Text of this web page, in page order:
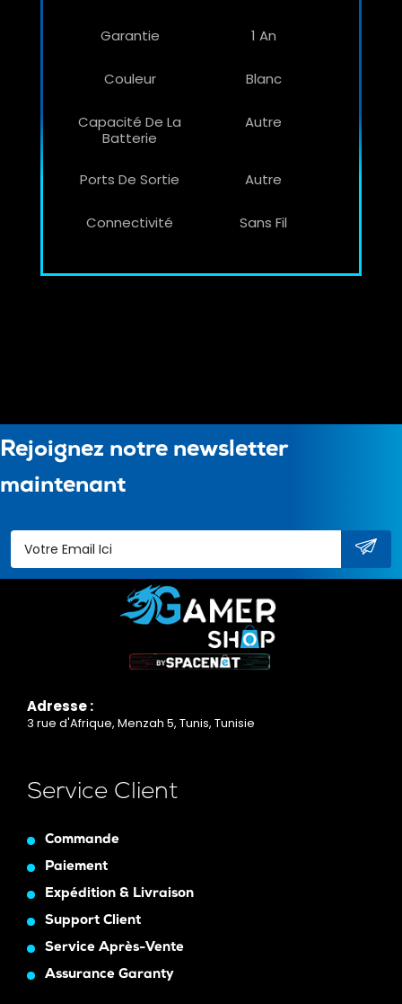
Garantie 1 An
Couleur Blanc
Capacité De La
Batterie
Autre
Ports De Sortie Autre
Connectivité Sans Fil
Rejoignez notre newsletter
maintenant
Adresse :
3 rue d'Afrique, Menzah 5, Tunis, Tunisie
Service Client
Commande
Paiement
Expédition & Livraison
Support Client
Service Après-Vente
Assurance Garanty